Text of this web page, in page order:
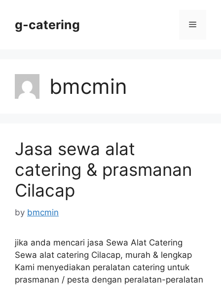
contentg-catering Menu
bmcmin
Jasa sewa alat
catering & prasmanan
Cilacap
by bmcmin
jika anda mencari jasa Sewa Alat Catering
Sewa alat catering Cilacap, murah & lengkap
Kami menyediakan peralatan catering untuk
prasmanan / pesta dengan peralatan-peralatan